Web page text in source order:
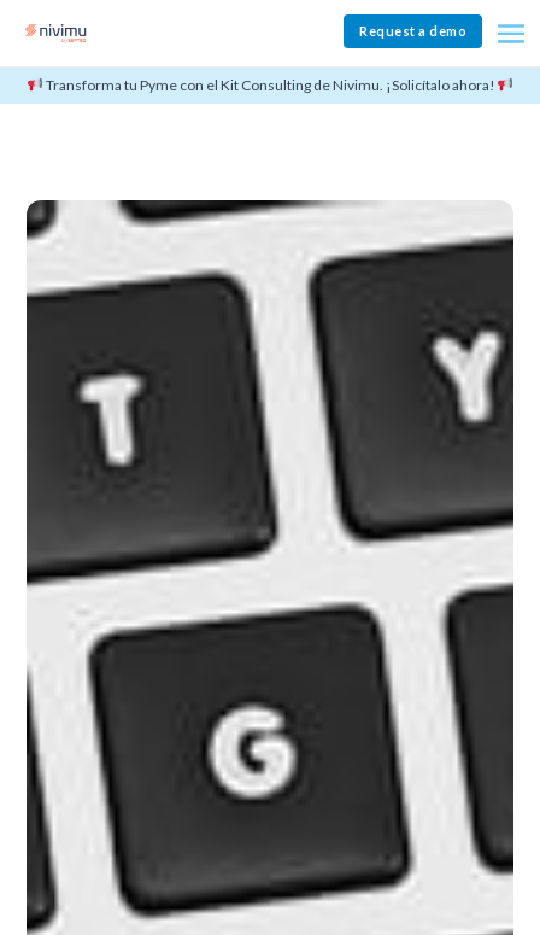
Request a demo
Transforma tu Pyme con el Kit Consulting de Nivimu. ¡Solicítalo ahora!